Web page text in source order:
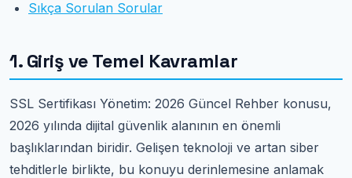
Sıkça Sorulan Sorular
1. Giriş ve Temel Kavramlar
SSL Sertifikası Yönetim: 2026 Güncel Rehber konusu,
2026 yılında dijital güvenlik alanının en önemli
başlıklarından biridir. Gelişen teknoloji ve artan siber
tehditlerle birlikte, bu konuyu derinlemesine anlamak